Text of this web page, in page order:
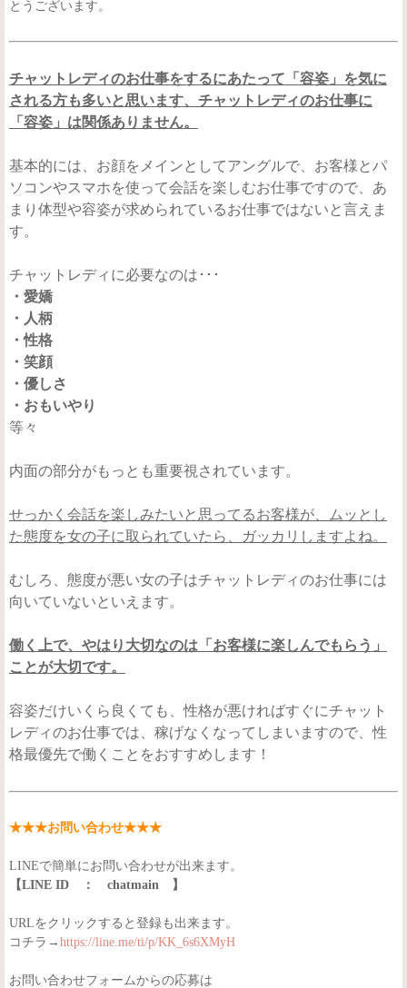
とうございます。
チャットレディのお仕事をするにあたって「容姿」を気に
される方も多いと思います、チャットレディのお仕事に
「容姿」は関係ありません。
基本的には、お顔をメインとしてアングルで、お客様とパ
ソコンやスマホを使って会話を楽しむお仕事ですので、あ
まり体型や容姿が求められているお仕事ではないと言えま
す。
チャットレディに必要なのは･･･
・愛嬌
・人柄
・性格
・笑顔
・優しさ
・おもいやり
等々
内面の部分がもっとも重要視されています。
せっかく会話を楽しみたいと思ってるお客様が、ムッとし
た態度を女の子に取られていたら、ガッカリしますよね。
むしろ、態度が悪い女の子はチャットレディのお仕事には
向いていないといえます。
働く上で、やはり大切なのは「お客様に楽しんでもらう」
ことが大切です。
容姿だけいくら良くても、性格が悪ければすぐにチャット
レディのお仕事では、稼げなくなってしまいますので、性
格最優先で働くことをおすすめします！
★★★お問い合わせ★★★
LINEで簡単にお問い合わせが出来ます。
【LINE ID ： chatmain 】
URLをクリックすると登録も出来ます。
コチラ→ https://line.me/ti/p/KK_6s6XMyH
お問い合わせフォームからの応募は